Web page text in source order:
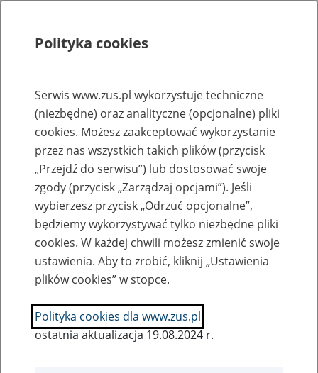
Rejestry, ewidencje i archiwa
Baza zlikwidowanych lub
przekształconych zakładów pracy
Nazwa zakładu pracy:
SZUKAJ
Polityka cookies
Serwis www.zus.pl wykorzystuje techniczne
(niezbędne) oraz analityczne (opcjonalne) pliki
cookies. Możesz zaakceptować wykorzystanie
przez nas wszystkich takich plików (przycisk
„Przejdź do serwisu”) lub dostosować swoje
zgody (przycisk „Zarządzaj opcjami”). Jeśli
wybierzesz przycisk „Odrzuć opcjonalne”,
będziemy wykorzystywać tylko niezbędne pliki
cookies. W każdej chwili możesz zmienić swoje
ustawienia. Aby to zrobić, kliknij „Ustawienia
plików cookies” w stopce.
Polityka cookies dla www.zus.pl
ostatnia aktualizacja 19.08.2024 r.